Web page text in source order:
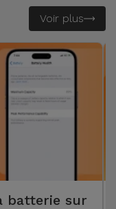
Voir plus
batterie sur